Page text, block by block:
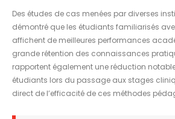
Des études de cas menées par diverses
démontré que les étudiants familiarisés
affichent de meilleures performances
grande rétention des connaissances
rapportent également une réduction
étudiants lors du passage aux stages
direct de l’efficacité de ces méthodes